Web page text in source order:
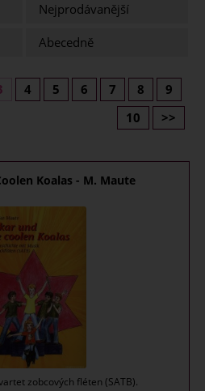
Nejprodávanější
Abecedně
4 5 6 7 8
9
10
>>
Koalas - M. Maute
zobcových fléten (SATB).